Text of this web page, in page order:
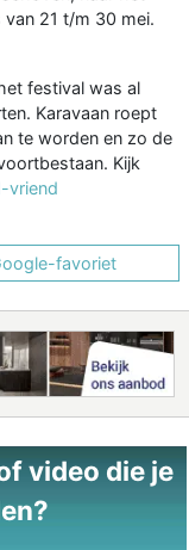
van 21 t/m 30 mei.
festival was al
Karavaan roept
te worden en zo de
Kijk
vriend
favoriet
video die je